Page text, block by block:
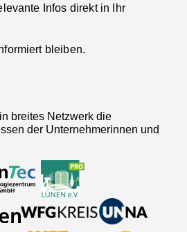
Infos direkt in Ihr
bleiben.
breites Netzwerk die
der Unternehmerinnen und